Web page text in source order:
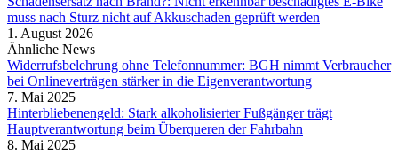
muss nach Sturz nicht auf Akkuschaden geprüft werden
1. August 2026
Ähnliche News
Widerrufsbelehrung ohne Telefonnummer: BGH nimmt Verbraucher
bei Onlineverträgen stärker in die Eigenverantwortung
7. Mai 2025
Hinterbliebenengeld: Stark alkoholisierter Fußgänger trägt
Hauptverantwortung beim Überqueren der Fahrbahn
8. Mai 2025